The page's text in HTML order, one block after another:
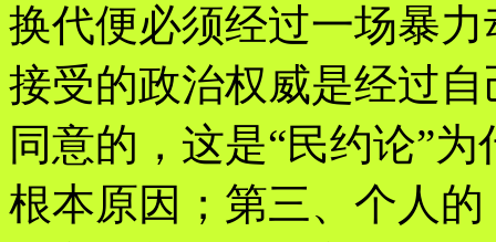
换代便必须经过一场暴
接受的政治权威是经过自
同意的，这是“民约论”
根本原因；第三、个人的